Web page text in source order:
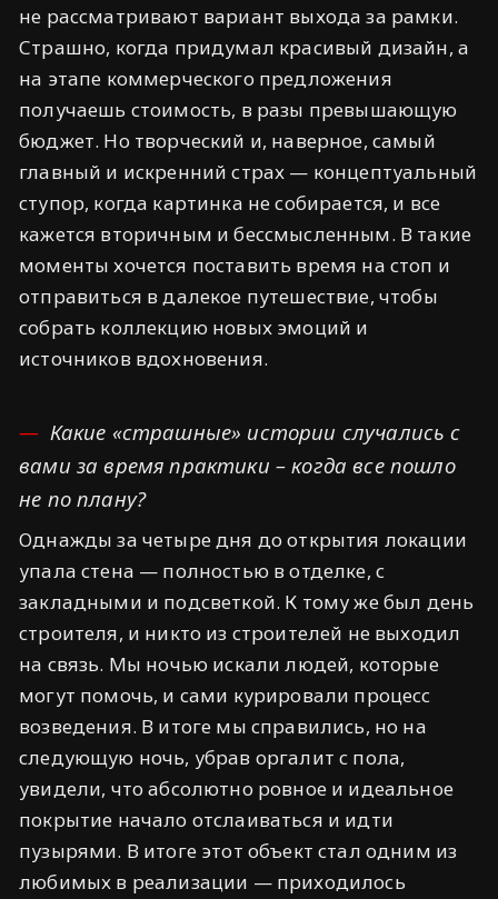
не рассматривают вариант выхода за рамки.
Страшно, когда придумал красивый дизайн, а
на этапе коммерческого предложения
получаешь стоимость, в разы превышающую
бюджет. Но творческий и, наверное, самый
главный и искренний страх — концептуальный
ступор, когда картинка не собирается, и все
кажется вторичным и бессмысленным. В такие
моменты хочется поставить время на стоп и
отправиться в далекое путешествие, чтобы
собрать коллекцию новых эмоций и
источников вдохновения.
Какие «страшные» истории случались с
вами за время практики – когда все пошло
не по плану?
Однажды за четыре дня до открытия локации
упала стена — полностью в отделке, с
закладными и подсветкой. К тому же был день
строителя, и никто из строителей не выходил
на связь. Мы ночью искали людей, которые
могут помочь, и сами курировали процесс
возведения. В итоге мы справились, но на
следующую ночь, убрав оргалит с пола,
увидели, что абсолютно ровное и идеальное
покрытие начало отслаиваться и идти
пузырями. В итоге этот объект стал одним из
любимых в реализации — приходилось